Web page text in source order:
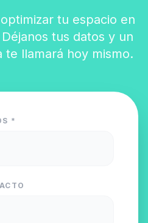
tu espacio en
tus datos y un
te llamará hoy mismo.
*